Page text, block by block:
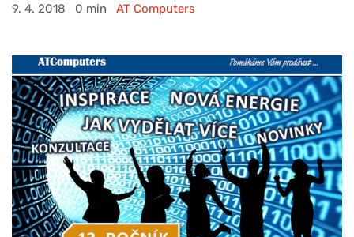
9. 4. 2018 0 min AT Computers